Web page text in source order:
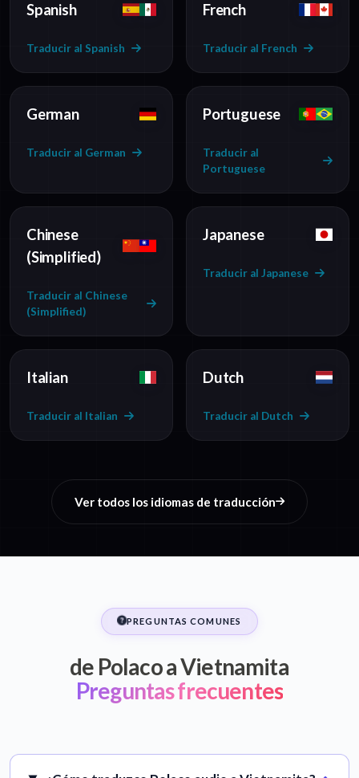
Spanish
Traducir al Spanish
French
Traducir al French
German
Traducir al German
Portuguese
Traducir al
Portuguese
Chinese
(Simplified)
Traducir al Chinese
(Simplified)
Japanese
Traducir al Japanese
Italian
Traducir al Italian
Dutch
Traducir al Dutch
Ver todos los idiomas de traducción
PREGUNTAS COMUNES
de Polaco a Vietnamita
Preguntas frecuentes